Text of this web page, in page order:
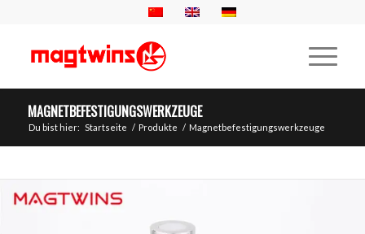
MAGNETBEFESTIGUNGSWERKZEUGE
Du bist hier: Startseite / Produkte / Magnetbefestigungswerkzeuge